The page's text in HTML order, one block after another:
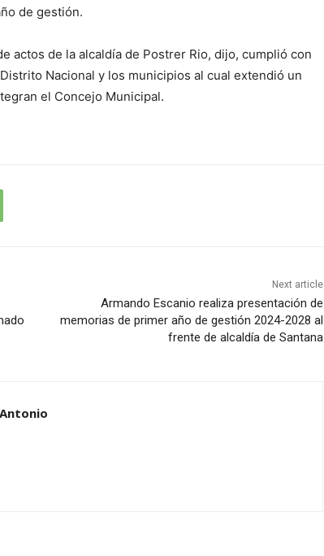
de gestión.
actos de la alcaldía de Postrer Rio, dijo, cumplió con
Nacional y los municipios al cual extendió un
el Concejo Municipal.
Next article
Armando Escanio realiza presentación de
memorias de primer año de gestión 2024-2028 al
frente de alcaldía de Santana